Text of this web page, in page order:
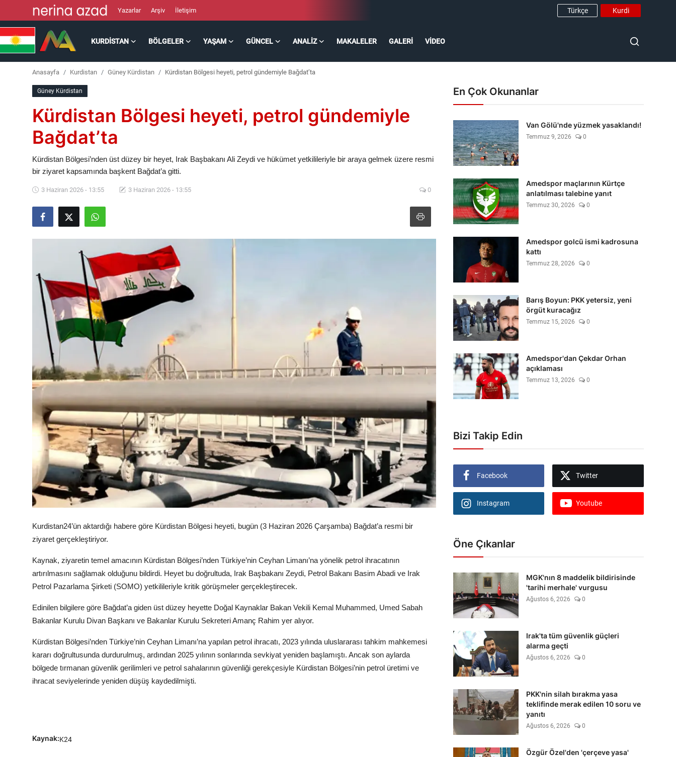
Yazarlar Arşiv İletişim Türkçe Kurdi
KURDISTAN BÖLGELER YAŞAM GÜNCEL ANALIZ MAKALELER GALERI VIDEO
Güncel
Kurdi
Anasayfa Kurdistan Güney Kürdistan Kürdistan Bölgesi heyeti, petrol gündemiyle Bağdat’ta
Güney Kürdistan
Kürdistan Bölgesi heyeti, petrol gündemiyle
Bağdat’ta
Kürdistan Bölgesi’nden üst düzey bir heyet, Irak Başbakanı Ali Zeydi ve hükümet yetkilileriyle bir araya gelmek üzere resmi
bir ziyaret kapsamında başkent Bağdat’a gitti.
3 Haziran 2026 - 13:55 3 Haziran 2026 - 13:55 0
Kurdistan24’ün aktardığı habere göre Kürdistan Bölgesi heyeti, bugün (3 Haziran 2026 Çarşamba) Bağdat’a resmi bir
ziyaret gerçekleştiriyor.
Kaynak, ziyaretin temel amacının Kürdistan Bölgesi’nden Türkiye’nin Ceyhan Limanı’na yönelik petrol ihracatının
artırılmasını sağlamak olduğunu bildirdi. Heyet bu doğrultuda, Irak Başbakanı Zeydi, Petrol Bakanı Basim Abadi ve Irak
Petrol Pazarlama Şirketi (SOMO) yetkilileriyle kritik görüşmeler gerçekleştirecek.
Edinilen bilgilere göre Bağdat’a giden üst düzey heyette Doğal Kaynaklar Bakan Vekili Kemal Muhammed, Umed Sabah
Bakanlar Kurulu Divan Başkanı ve Bakanlar Kurulu Sekreteri Amanç Rahim yer alıyor.
Kürdistan Bölgesi’nden Türkiye’nin Ceyhan Limanı’na yapılan petrol ihracatı, 2023 yılında uluslararası tahkim mahkemesi
kararı doğrultusunda durdurulmuş, ardından 2025 yılının sonlarında sevkiyat yeniden başlamıştı. Ancak son aylarda
bölgede tırmanan güvenlik gerilimleri ve petrol sahalarının güvenliği gerekçesiyle Kürdistan Bölgesi’nin petrol üretimi ve
ihracat seviyelerinde yeniden düşüş kaydedilmişti.
Kaynak:K24
En Çok Okunanlar
Van Gölü'nde yüzmek yasaklandı!
Temmuz 9, 2026 0
Amedspor maçlarının Kürtçe
anlatılması talebine yanıt
Temmuz 30, 2026 0
Amedspor golcü ismi kadrosuna
kattı
Temmuz 28, 2026 0
Barış Boyun: PKK yetersiz, yeni
örgüt kuracağız
Temmuz 15, 2026 0
Amedspor'dan Çekdar Orhan
açıklaması
Temmuz 13, 2026 0
Bizi Takip Edin
Facebook Twitter
Instagram Youtube
Öne Çıkanlar
MGK'nın 8 maddelik bildirisinde
'tarihi merhale' vurgusu
Ağustos 6, 2026 0
Irak'ta tüm güvenlik güçleri
alarma geçti
Ağustos 6, 2026 0
PKK'nin silah bırakma yasa
teklifinde merak edilen 10 soru ve
yanıtı
Ağustos 6, 2026 0
Özgür Özel'den 'çerçeve yasa'